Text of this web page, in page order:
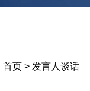
首页 > 发言人谈话